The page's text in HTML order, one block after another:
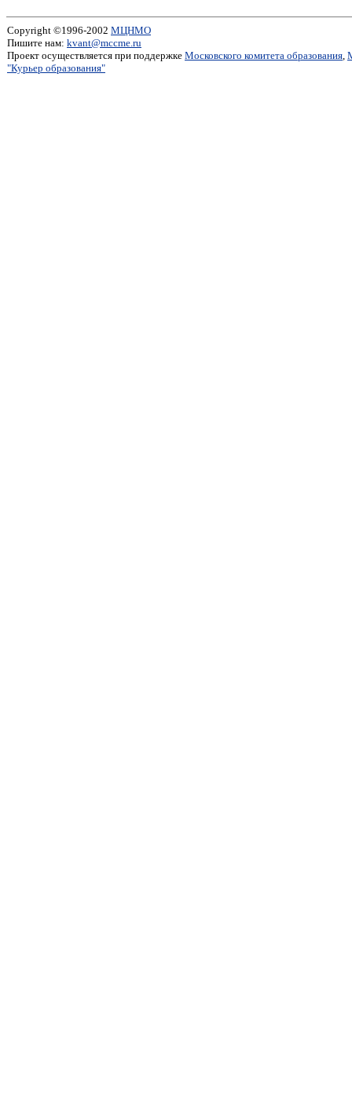
Copyright ©1996-2002 МЦНМО
Пишите нам: kvant@mccme.ru
Проект осуществляется при поддержке Московского комитета образования,
"Курьер образования"